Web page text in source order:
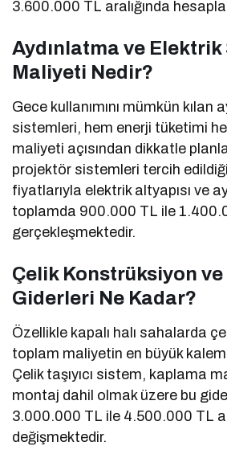
3.600.000 TL aralığında
Aydınlatma ve
Maliyeti Nedir?
Gece kullanımını mümkün kılan
sistemleri, hem enerji tüketimi
maliyeti açısından dikkatle
projektör sistemleri tercih
fiyatlarıyla elektrik altyapısı ve
toplamda 900.000 TL ile
gerçekleşmektedir.
Çelik Konstrüksiyon
Giderleri Ne Kadar?
Özellikle kapalı halı sahalarda
toplam maliyetin en büyük
Çelik taşıyıcı sistem, kaplama
montaj dahil olmak üzere bu
3.000.000 TL ile 4.500.000 TL
değişmektedir.